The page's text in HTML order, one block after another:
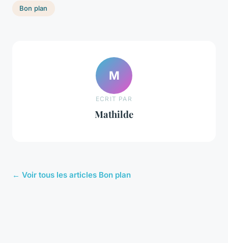
Bon plan
M
ECRIT PAR
Mathilde
← Voir tous les articles Bon plan